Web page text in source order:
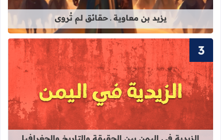
يزيد بن معاوية ـ حقائق لم تُروى
قراءة المزيد عن الزيدية في اليمن بين
الزيدية في اليمن بين الحقيقة والتاريخ والجغرافيا